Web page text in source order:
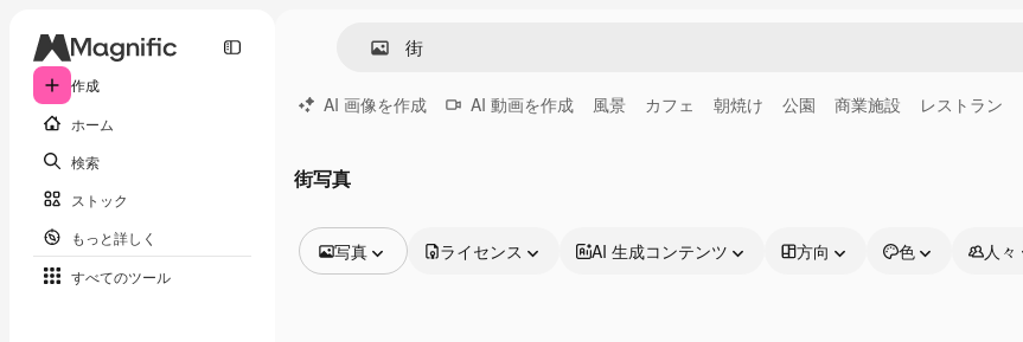
作成
ホーム
検索
ストック
もっと詳しく
すべてのツール
AI 画像を作成 AI 動画を作成 風景 カフェ 朝焼け 公園 商業施設 レストラン
街写真
写真 ライセンス AI 生成コンテンツ 方向 色 人々